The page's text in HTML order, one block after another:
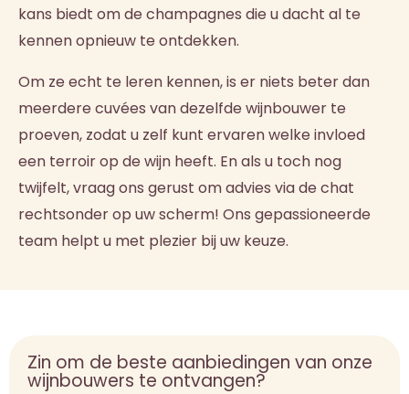
kans biedt om de champagnes die u dacht al te
kennen opnieuw te ontdekken.
Om ze echt te leren kennen, is er niets beter dan
meerdere cuvées van dezelfde wijnbouwer te
proeven, zodat u zelf kunt ervaren welke invloed
een terroir op de wijn heeft. En als u toch nog
twijfelt, vraag ons gerust om advies via de chat
rechtsonder op uw scherm! Ons gepassioneerde
team helpt u met plezier bij uw keuze.
Zin om de beste aanbiedingen van onze
wijnbouwers te ontvangen?